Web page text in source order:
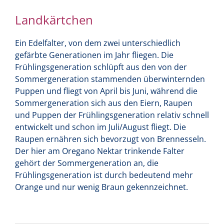
Landkärtchen
Ein Edelfalter, von dem zwei unterschiedlich
gefärbte Generationen im Jahr fliegen. Die
Frühlingsgeneration schlüpft aus den von der
Sommergeneration stammenden überwinternden
Puppen und fliegt von April bis Juni, während die
Sommergeneration sich aus den Eiern, Raupen
und Puppen der Frühlingsgeneration relativ schnell
entwickelt und schon im Juli/August fliegt. Die
Raupen ernähren sich bevorzugt von Brennesseln.
Der hier am Oregano Nektar trinkende Falter
gehört der Sommergeneration an, die
Frühlingsgeneration ist durch bedeutend mehr
Orange und nur wenig Braun gekennzeichnet.